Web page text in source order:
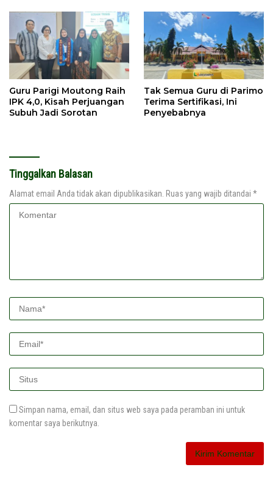
Guru Parigi Moutong Raih
IPK 4,0, Kisah Perjuangan
Subuh Jadi Sorotan
Tak Semua Guru di Parimo
Terima Sertifikasi, Ini
Penyebabnya
Tinggalkan Balasan
Alamat email Anda tidak akan dipublikasikan. Ruas yang wajib ditandai *
Simpan nama, email, dan situs web saya pada peramban ini untuk
komentar saya berikutnya.